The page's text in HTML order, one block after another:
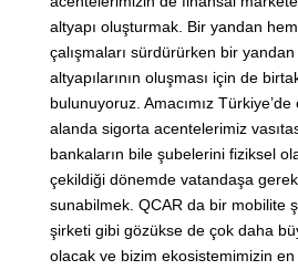
altyapı oluşturmak. Bir yandan
çalışmaları sürdürürken bir
altyapılarının oluşması için de
bulunuyoruz. Amacımız
alanda sigorta acentelerimiz
bankaların bile şubelerini fiziksel
çekildiği dönemde vatandaşa
sunabilmek. QCAR da bir mobilite
şirketi gibi gözükse de çok daha
olacak ve bizim ekosistemimizin